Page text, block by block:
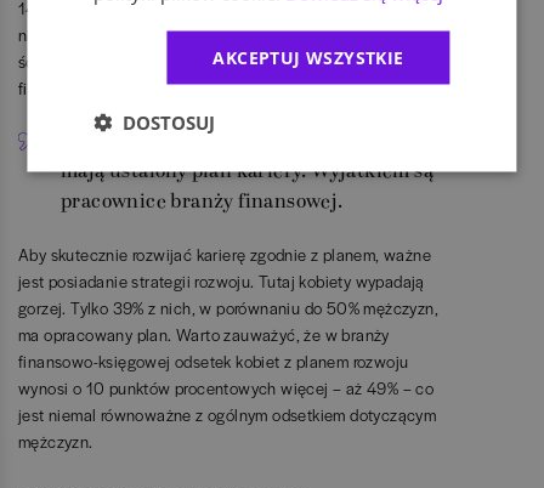
14% w przypadku mężczyzn). Z kolei mężczyźni częściej
niż kobiety postrzegali awans jako element zaplanowanej
ścieżki kariery (27% w porównaniu do 15%, a w branży
finansowo-księgowej 17% w przypadku kobiet).
Kobiety znacznie rzadziej niz mężczyźni
mają ustalony plan kariery. Wyjatkiem są
pracownice branży finansowej.
Aby skutecznie rozwijać karierę zgodnie z planem, ważne
jest posiadanie strategii rozwoju. Tutaj kobiety wypadają
gorzej. Tylko 39% z nich, w porównaniu do 50% mężczyzn,
ma opracowany plan. Warto zauważyć, że w branży
finansowo-księgowej odsetek kobiet z planem rozwoju
wynosi o 10 punktów procentowych więcej – aż 49% – co
jest niemal równoważne z ogólnym odsetkiem dotyczącym
mężczyzn.
AKCEPTUJ WSZYSTKIE
DOSTOSUJ